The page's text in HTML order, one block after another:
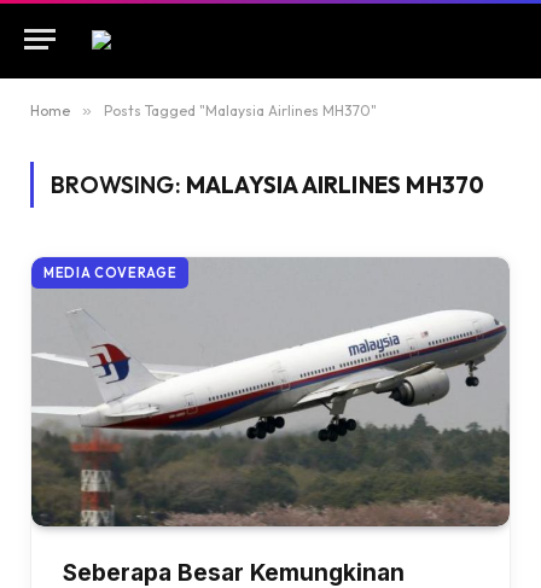
Home » Posts Tagged "Malaysia Airlines MH370"
BROWSING: MALAYSIA AIRLINES MH370
MEDIA COVERAGE
Seberapa Besar Kemungkinan